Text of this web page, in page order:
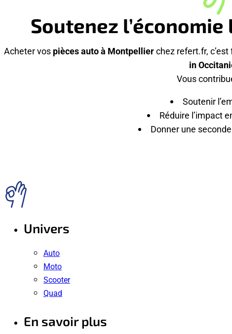
Soutenez
Acheter vos pièces auto à Montpellierchez refert.fr, c’est
in
Vous
Soutenir
Réduire l’impact
Donner une
Univers
Auto
Moto
Scooter
Quad
En savoir plus